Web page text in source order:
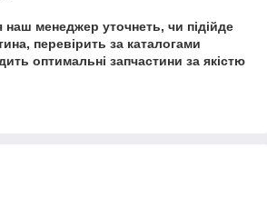
наш менеджер уточнеть, чи підійде
перевірить за каталогами
оптимальні запчастини за якістю